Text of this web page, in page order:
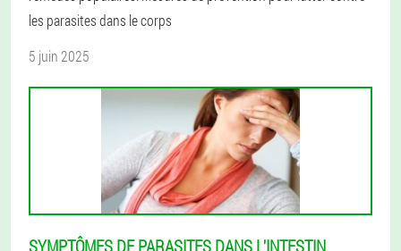
les parasites dans le corps
5 juin 2025
SYMPTÔMES DE PARASITES DANS L'INTESTIN